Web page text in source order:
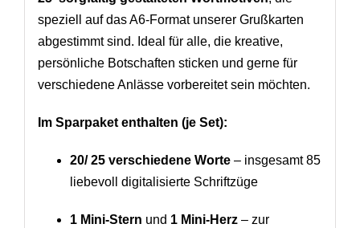
speziell auf das A6-Format unserer Grußkarten
abgestimmt sind. Ideal für alle, die kreative,
persönliche Botschaften sticken und gerne für
verschiedene Anlässe vorbereitet sein möchten.
Im Sparpaket enthalten (je Set):
20/ 25 verschiedene Worte– insgesamt 85
liebevoll digitalisierte Schriftzüge
1 Mini-Stern und 1 Mini-Herz– zur